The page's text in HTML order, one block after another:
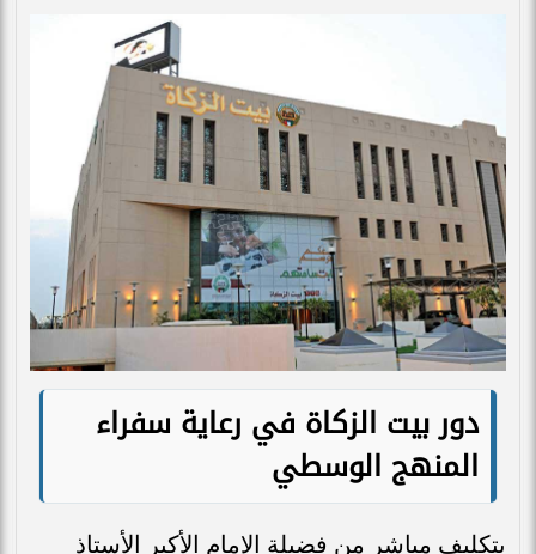
دور بيت الزكاة في رعاية سفراء
المنهج الوسطي
بتكليف مباشر من فضيلة الإمام الأكبر الأستاذ